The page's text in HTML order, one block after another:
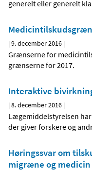
generelt eller generelt
|9. december 2016 |
Grænserne for
grænserne for 2017.
Interaktive
|8. december 2016 |
Lægemiddelstyrelsen
der giver forskere og
Høringssvar om
migræne og medicin